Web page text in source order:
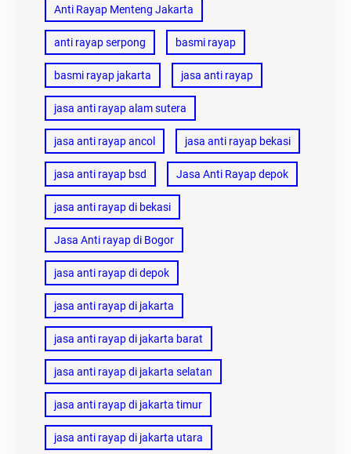
Anti Rayap Menteng Jakarta
anti rayap serpong basmi rayap
basmi rayap jakarta jasa anti rayap
jasa anti rayap alam sutera
jasa anti rayap ancol jasa anti rayap bekasi
jasa anti rayap bsd Jasa Anti Rayap depok
jasa anti rayap di bekasi
Jasa Anti rayap di Bogor
jasa anti rayap di depok
jasa anti rayap di jakarta
jasa anti rayap di jakarta barat
jasa anti rayap di jakarta selatan
jasa anti rayap di jakarta timur
jasa anti rayap di jakarta utara